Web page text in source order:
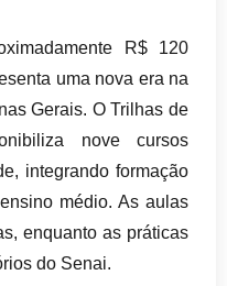
R$ 120
uma nova era na
Gerais. O Trilhas de
nove cursos
integrando formação
médio. As aulas
enquanto as práticas
do Senai.